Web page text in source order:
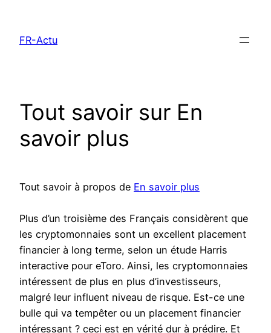
contenu
FR-Actu
Tout savoir sur En
savoir plus
Tout savoir à propos de En savoir plus
Plus d’un troisième des Français considèrent que
les cryptomonnaies sont un excellent placement
financier à long terme, selon un étude Harris
interactive pour eToro. Ainsi, les cryptomonnaies
intéressent de plus en plus d’investisseurs,
malgré leur influent niveau de risque. Est-ce une
bulle qui va tempêter ou un placement financier
intéressant ? ceci est en vérité dur à prédire. Et